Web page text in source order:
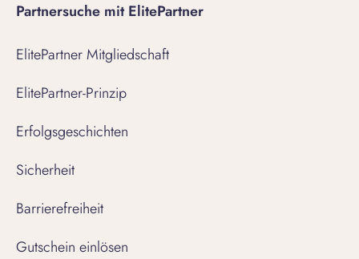
Partnersuche mit ElitePartner
ElitePartner Mitgliedschaft
ElitePartner-Prinzip
Erfolgsgeschichten
Sicherheit
Barrierefreiheit
Gutschein einlösen